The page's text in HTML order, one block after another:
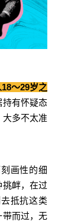
～29岁之
持有怀疑态
多不太准
画性的细
衅，在过
抵抗这类
带而过，无